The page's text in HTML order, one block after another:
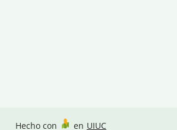
Hecho con en UIUC